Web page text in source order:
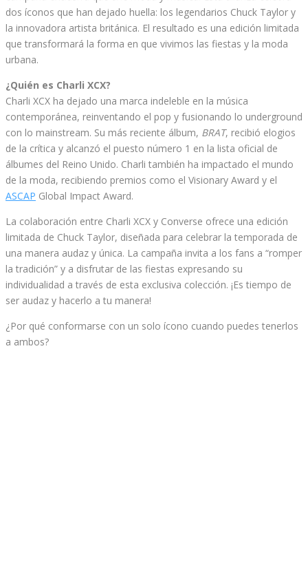
dos íconos que han dejado huella: los legendarios Chuck Taylor y
la innovadora artista británica. El resultado es una edición limitada
que transformará la forma en que vivimos las fiestas y la moda
urbana.
¿Quién es Charli XCX?
Charli XCX ha dejado una marca indeleble en la música
contemporánea, reinventando el pop y fusionando lo underground
con lo mainstream. Su más reciente álbum, BRAT, recibió elogios
de la crítica y alcanzó el puesto número 1 en la lista oficial de
álbumes del Reino Unido. Charli también ha impactado el mundo
de la moda, recibiendo premios como el Visionary Award y el
ASCAP Global Impact Award.
La colaboración entre Charli XCX y Converse ofrece una edición
limitada de Chuck Taylor, diseñada para celebrar la temporada de
una manera audaz y única. La campaña invita a los fans a “romper
la tradición” y a disfrutar de las fiestas expresando su
individualidad a través de esta exclusiva colección. ¡Es tiempo de
ser audaz y hacerlo a tu manera!
¿Por qué conformarse con un solo ícono cuando puedes tenerlos
a ambos?